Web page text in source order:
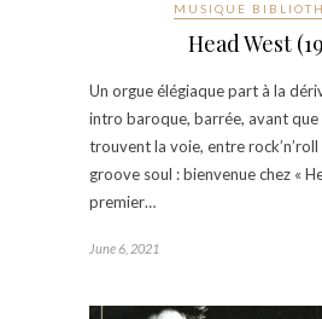
MUSIQUE
Head West
Un orgue élégiaque part à la
intro baroque, barrée, avant que
trouvent la voie, entre
groove soul : bienvenue chez «
premier…
June 6, 2021